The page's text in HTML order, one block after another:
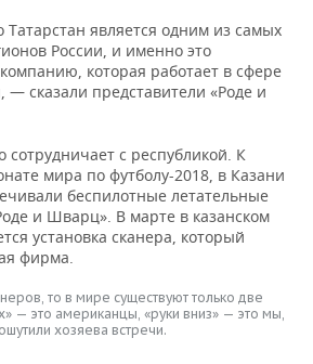
является одним из самых
России, и именно это
которая работает в сфере
— сказали представители «Роде и
с республикой. К
мира по футболу-2018, в Казани
беспилотные летательные
и Шварц». В марте в казанском
установка сканера, который
фирма.
то в мире существуют только две
— это американцы, «руки вниз» — это мы,
хозяева встречи.